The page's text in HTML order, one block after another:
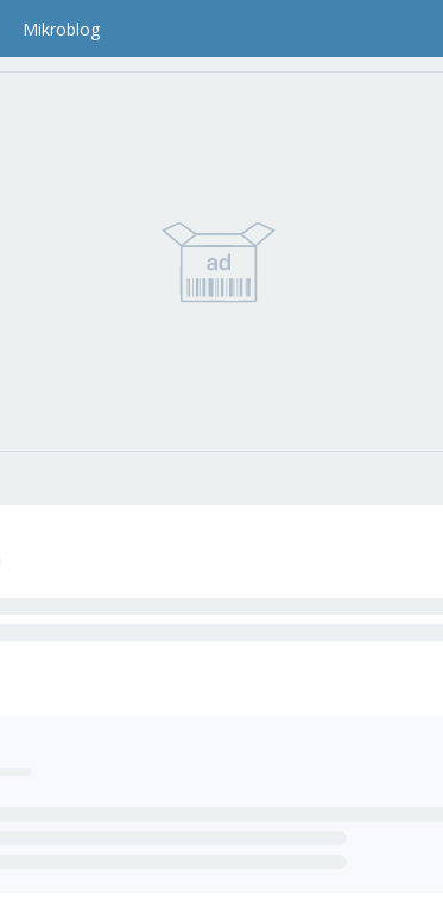
Mikroblog